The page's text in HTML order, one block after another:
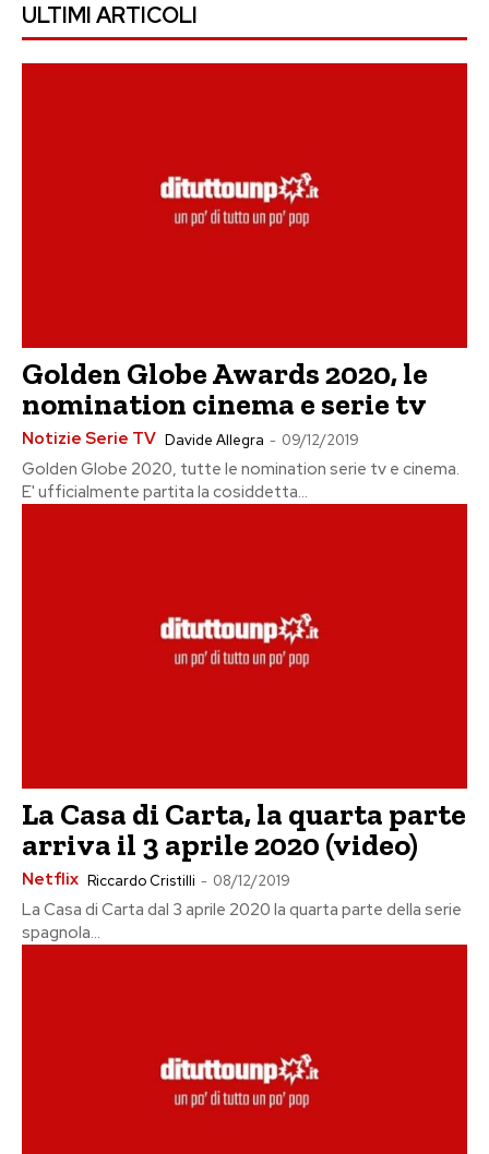
ULTIMI ARTICOLI
Golden Globe Awards 2020, le
nomination cinema e serie tv
Notizie Serie TV Davide Allegra - 09/12/2019
Golden Globe 2020, tutte le nomination serie tv e cinema.
E' ufficialmente partita la cosiddetta...
La Casa di Carta, la quarta parte
arriva il 3 aprile 2020 (video)
Netflix Riccardo Cristilli - 08/12/2019
La Casa di Carta dal 3 aprile 2020 la quarta parte della serie
spagnola...